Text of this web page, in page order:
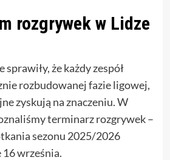
rozgrywek w Lidze
że każdy zespół
rozbudowanej fazie ligowej,
zyskują na znaczeniu. W
terminarz rozgrywek –
sezonu 2025/2026
16 września.